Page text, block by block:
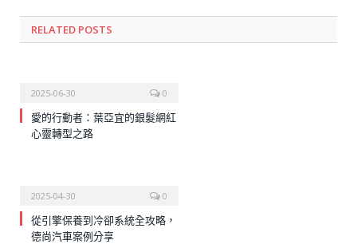
RELATED POSTS
2025-06-30 0
愛的行動者：葉亞宜的銀髮網紅
心靈轉型之路
2025-04-30 0
從引擎保養到冷卻系統全攻略，
德尚汽車案例分享